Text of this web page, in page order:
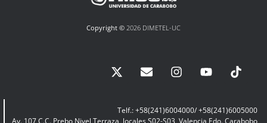
Copyright © 2026 DIMETEL-UC
Telf.: +58(241)6004000/ +58(241)6005000
Av. 107 C.C. Prebo Nivel Terraza, locales S02-S03, Valencia Edo. Carabobo